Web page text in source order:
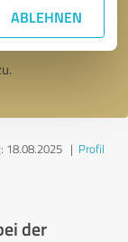
ABLEHNEN
18.08.2025| Profil
der